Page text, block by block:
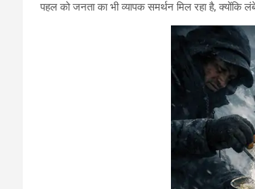
पहल को जनता का भी व्यापक समर्थन मिल रहा है,